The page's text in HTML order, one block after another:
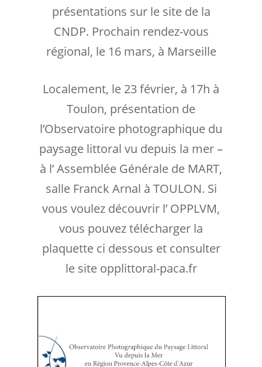
présentations sur le site de la
CNDP. Prochain rendez-vous
régional, le 16 mars, à Marseille
Localement, le 23 février, à 17h à
Toulon, présentation de
l’Observatoire photographique du
paysage littoral vu depuis la mer –
à l’ Assemblée Générale de MART,
salle Franck Arnal à TOULON. Si
vous voulez découvrir l’ OPPLVM,
vous pouvez télécharger la
plaquette ci dessous et consulter
le site opplittoral-paca.fr